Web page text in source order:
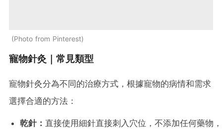
Photo from Pinterest
寵物針灸｜常見類型
寵物針灸分為不同的治療方式，根據寵物的病情和需求
選擇合適的方法：
乾針： 直接使用細針直接刺入穴位，不添加任何藥物，